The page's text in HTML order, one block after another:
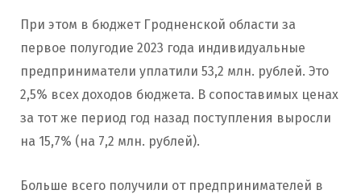
При этом в бюджет Гродненской области за
первое полугодие 2023 года индивидуальные
предприниматели уплатили 53,2 млн. рублей. Это
2,5% всех доходов бюджета. В сопоставимых ценах
за тот же период год назад поступления выросли
на 15,7% (на 7,2 млн. рублей).
Больше всего получили от предпринимателей в